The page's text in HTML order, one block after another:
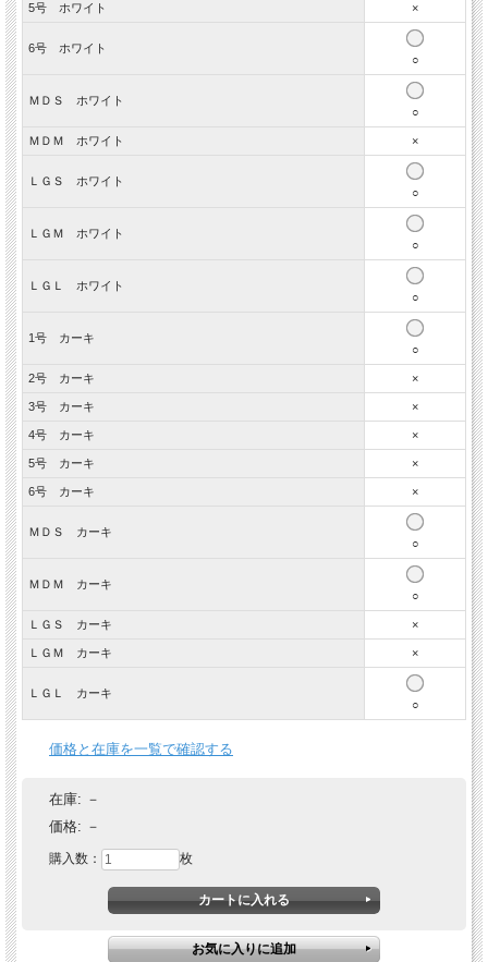
5号 ホワイト ×
6号 ホワイト
○
ＭＤＳ ホワイト
○
ＭＤＭ ホワイト ×
ＬＧＳ ホワイト
○
ＬＧＭ ホワイト
○
ＬＧＬ ホワイト
○
1号 カーキ
○
2号 カーキ ×
3号 カーキ ×
4号 カーキ ×
5号 カーキ ×
6号 カーキ ×
ＭＤＳ カーキ
○
ＭＤＭ カーキ
○
ＬＧＳ カーキ ×
ＬＧＭ カーキ ×
ＬＧＬ カーキ
○
価格と在庫を一覧で確認する
在庫: －
価格: －
購入数： 枚